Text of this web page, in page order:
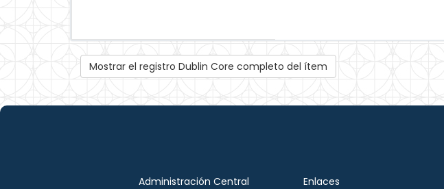
Mostrar el registro Dublin Core completo del ítem
Administración Central
Enlaces